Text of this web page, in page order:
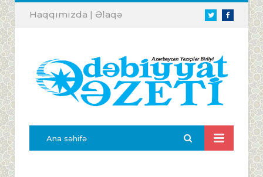
TwitterFacebook
Haqqımızda | Əlaqə
Ana səhifə